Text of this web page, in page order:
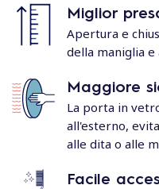
Miglior
Apertura e
della maniglia e
Maggiore
La porta in
all'esterno,
alle dita o alle
Facile